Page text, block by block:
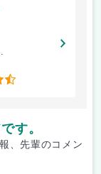
す。
、先輩のコメン